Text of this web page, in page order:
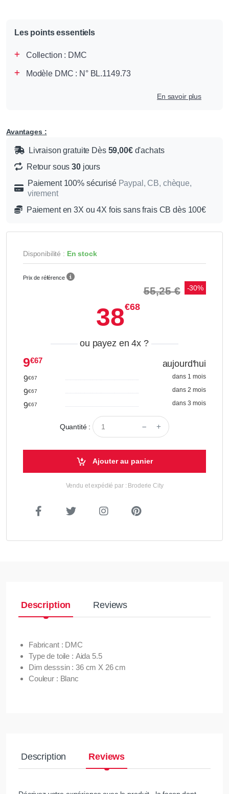
Les points essentiels
Collection : DMC
Modèle DMC : N° BL.1149.73
En savoir plus
Avantages :
Livraison gratuite Dès 59,00€d'achats
Retour sous30jours
Paiement 100% sécurisé Paypal, CB, chèque,
virement
Paiement en 3X ou 4X fois sans frais CB dès 100€
Disponibilité : En stock
Prix de référence
55,25 € -30%
38€68
ou payez en 4x ?
9€67 aujourd'hui
9€67 dans 1 mois
9€67 dans 2 mois
9€67 dans 3 mois
Quantité :
Ajouter au panier
Vendu et expédié par : Broderie City
Description Reviews
Fabricant : DMC
Type de toile : Aida 5.5
Dim desssin : 36 cm X 26 cm
Couleur : Blanc
Description Reviews